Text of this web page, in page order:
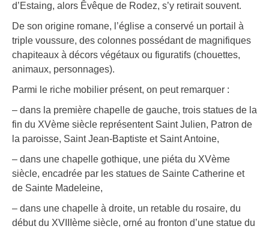
d’Estaing, alors Êvêque de Rodez, s’y retirait souvent.
De son origine romane, l’église a conservé un portail à
triple voussure, des colonnes possédant de magnifiques
chapiteaux à décors végétaux ou figuratifs (chouettes,
animaux, personnages).
Parmi le riche mobilier présent, on peut remarquer :
– dans la première chapelle de gauche, trois statues de la
fin du XVème siècle représentent Saint Julien, Patron de
la paroisse, Saint Jean-Baptiste et Saint Antoine,
– dans une chapelle gothique, une piéta du XVème
siècle, encadrée par les statues de Sainte Catherine et
de Sainte Madeleine,
– dans une chapelle à droite, un retable du rosaire, du
début du XVIIIème siècle, orné au fronton d’une statue du